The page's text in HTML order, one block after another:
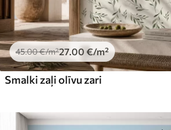
45.00€/m²27.00 €/m²
Smalki zaļi olīvu zari